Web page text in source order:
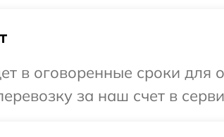
в оговоренные сроки
за наш счет в